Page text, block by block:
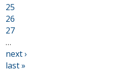
25
26
27
…
next ›
last »